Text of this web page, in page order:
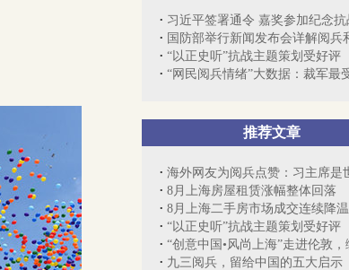
“以正史听”抗战主题策划受好评
推荐文章
8月上海房屋租赁涨幅整体回落
8月上海二手房市场成交连续降温
“以正史听”抗战主题策划受好评
九三阅兵，留给中国的五大启示